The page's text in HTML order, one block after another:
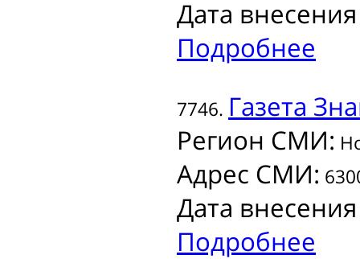
Дата
Подробнее
7746. Газета
Регион СМИ:
Адрес СМИ:
Дата
Подробнее